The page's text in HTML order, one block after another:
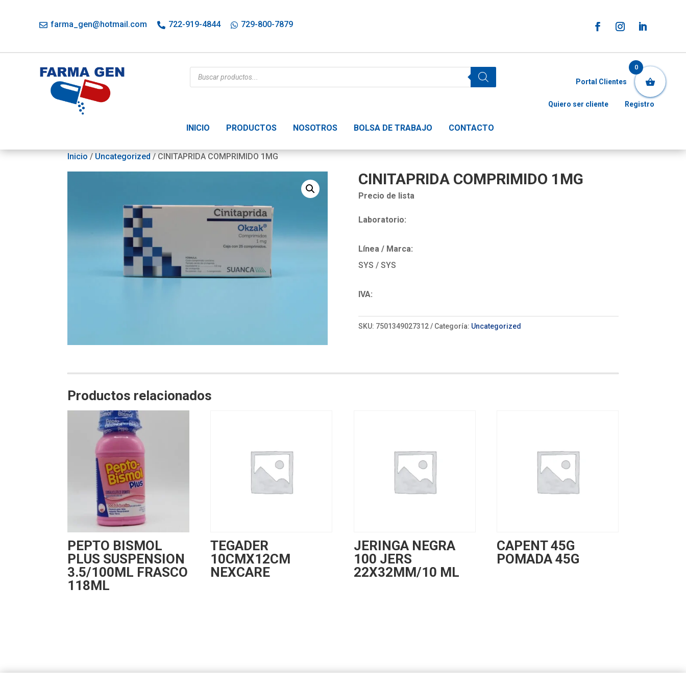
farma_gen@hotmail.com 722-919-4844 729-800-7879
Búsqueda
de
productos
INICIO PRODUCTOS NOSOTROS BOLSA DE TRABAJO CONTACTO
Portal Clientes
Quiero ser cliente Registro
Inicio / Uncategorized / CINITAPRIDA COMPRIMIDO 1MG
CINITAPRIDA COMPRIMIDO 1MG
Precio de lista
Laboratorio:
Línea / Marca:
SYS / SYS
IVA:
SKU: 7501349027312 Categoría: Uncategorized
Productos relacionados
PEPTO BISMOL
PLUS SUSPENSION
3.5/100ML FRASCO
118ML
TEGADER
10CMX12CM
NEXCARE
JERINGA NEGRA
100 JERS
22X32MM/10 ML
CAPENT 45G
POMADA 45G
0